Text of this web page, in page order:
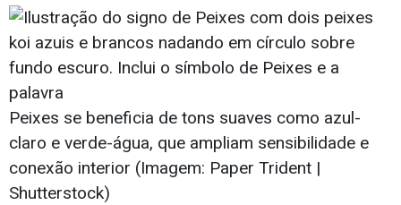
Peixes se beneficia de tons suaves como azul-
claro e verde-água, que ampliam sensibilidade e
conexão interior (Imagem: Paper Trident |
Shutterstock)